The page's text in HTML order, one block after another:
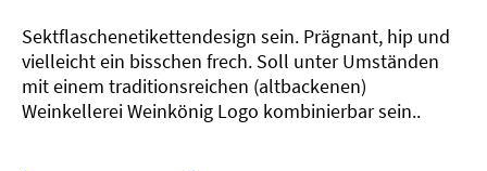
Sektflaschenetikettendesign sein. Prägnant, hip und
vielleicht ein bisschen frech. Soll unter Umständen
mit einem traditionsreichen (altbackenen)
Weinkellerei Weinkönig Logo kombinierbar sein..